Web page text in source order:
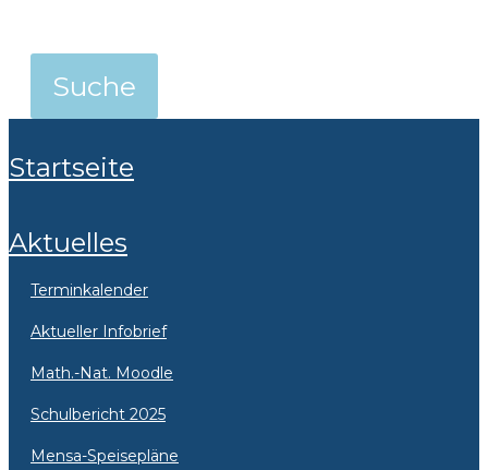
Startseite
Aktuelles
Terminkalender
Aktueller Infobrief
Math.-Nat. Moodle
Schulbericht 2025
Mensa-Speisepläne